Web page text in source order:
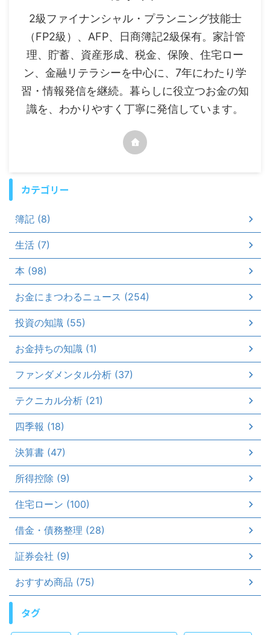
2級ファイナンシャル・プランニング技能士
（FP2級）、AFP、日商簿記2級保有。家計管
理、貯蓄、資産形成、税金、保険、住宅ロー
ン、金融リテラシーを中心に、7年にわたり学
習・情報発信を継続。暮らしに役立つお金の知
識を、わかりやすく丁寧に発信しています。
カテゴリー
簿記 (8)
生活 (7)
本 (98)
お金にまつわるニュース (254)
投資の知識 (55)
お金持ちの知識 (1)
ファンダメンタル分析 (37)
テクニカル分析 (21)
四季報 (18)
決算書 (47)
所得控除 (9)
住宅ローン (100)
借金・債務整理 (28)
証券会社 (9)
おすすめ商品 (75)
タグ